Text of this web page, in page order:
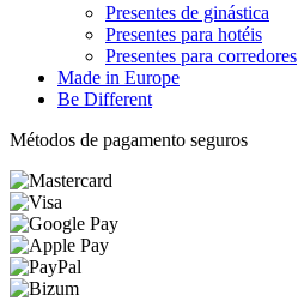
Presentes de ginástica
Presentes para hotéis
Presentes para corredores
Made in Europe
Be Different
Métodos de pagamento seguros